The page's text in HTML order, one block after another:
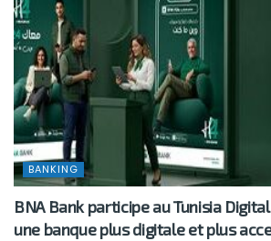
BANKING
BNA Bank participe au Tunisia
une banque plus digitale et plus